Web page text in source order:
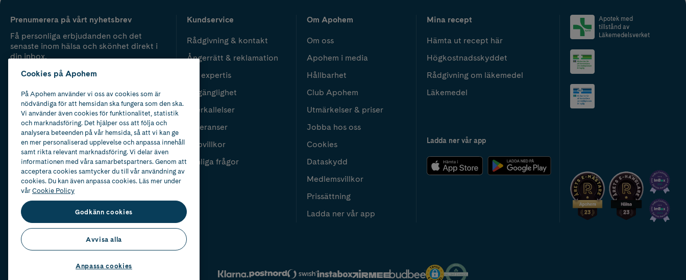
Prenumerera på vårt nyhetsbrev
Få personliga erbjudanden och det
senaste inom hälsa och skönhet direkt i
din inbox.
Kundservice
Rådgivning & kontakt
Ångerrätt & reklamation
Vår expertis
Tillgänglighet
Återkallelser
Leveranser
Köpvillkor
Vanliga frågor
Om Apohem
Om oss
Apohem i media
Hållbarhet
Club Apohem
Utmärkelser & priser
Jobba hos oss
Cookies
Dataskydd
Medlemsvillkor
Prissättning
Ladda ner vår app
Mina recept
Hämta ut recept här
Högkostnadsskyddet
Rådgivning om läkemedel
Läkemedel
Ladda ner vår app
Apotek med
tillstånd av
Läkemedelsverket
2024
Cookies på Apohem
På Apohem använder vi oss av cookies som är
nödvändiga för att hemsidan ska fungera som den ska.
Vi använder även cookies för funktionalitet, statistik
och marknadsföring. Det hjälper oss att följa och
analysera beteenden på vår hemsida, så att vi kan ge
en mer personaliserad upplevelse och anpassa innehåll
samt rikta relevant marknadsföring. Vi delar även
informationen med våra samarbetspartners. Genom att
acceptera cookies samtycker du till vår användning av
cookies. Du kan även anpassa cookies. Läs mer under
vårCookie Policy
Godkänn cookies
Avvisa alla
Anpassa cookies